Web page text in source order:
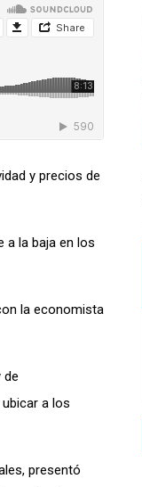
y precios de
a la baja en los
la economista
de
a los
presentó